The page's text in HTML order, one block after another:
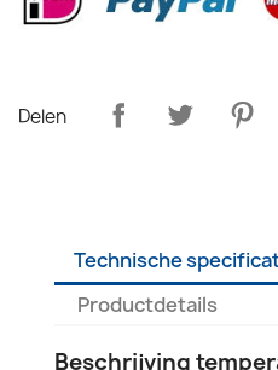
Delen
Technische
Productdetails
Beschrijving